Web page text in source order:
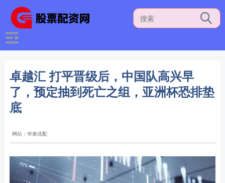
卓越汇 打平晋级后，中国队高兴早
了，预定抽到死亡之组，亚洲杯恐排垫
底
网站：华泰优配